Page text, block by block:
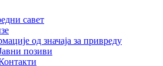
савет
од значаја за привреду
позиви